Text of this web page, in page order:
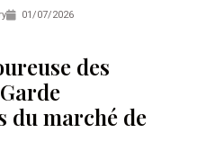
01/07/2026
des
du marché de